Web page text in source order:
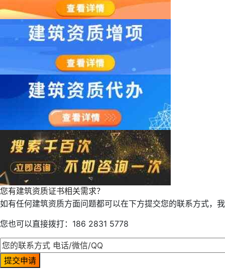
您有建筑资质证书相关需求？
如有任何建筑资质方面问题都可以在下方提交您的联系方式，
您也可以直接拨打：186 2831 5778